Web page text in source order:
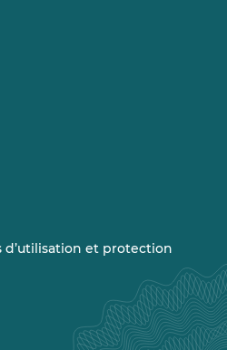
et protection